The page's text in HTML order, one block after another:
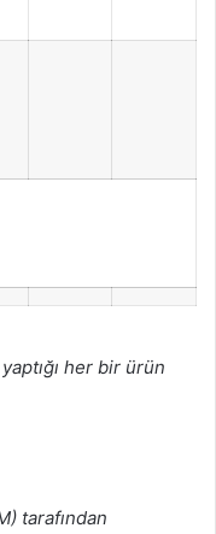
yaptığı her bir ürün
tarafından